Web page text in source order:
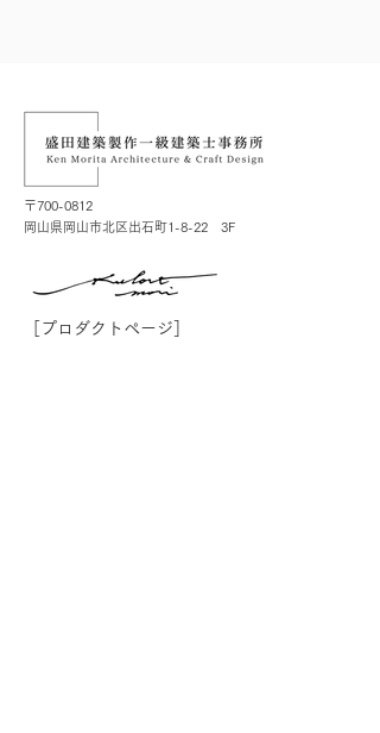
〒700-0812
岡山県岡山市北区出石町1-8-22 3F
［プロダクトページ］